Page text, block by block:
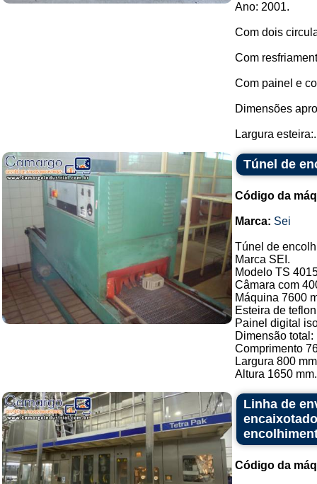
Ano: 2001.
Com dois
Com
Com painel e
Dimensões
Largura
Túnel de
Código da
Marca: Sei
Túnel de
Marca SEI.
Modelo TS
Câmara com
Máquina 7600
Esteira de
Painel digital
Dimensão total:
Comprimento
Largura 800
Altura 1650
Linha de
Código da